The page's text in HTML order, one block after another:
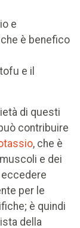
e
è benefico
e il
di questi
contribuire
, che è
e dei
eccedere
per le
è quindi
della